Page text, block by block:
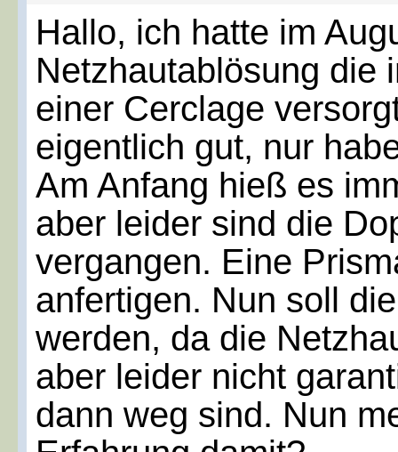
Hallo, ich hatte im
Netzhautablösung die
einer Cerclage
eigentlich gut, nur
Am Anfang hieß es
aber leider sind die
vergangen. Eine
anfertigen. Nun soll
werden, da die
aber leider nicht
dann weg sind. Nun